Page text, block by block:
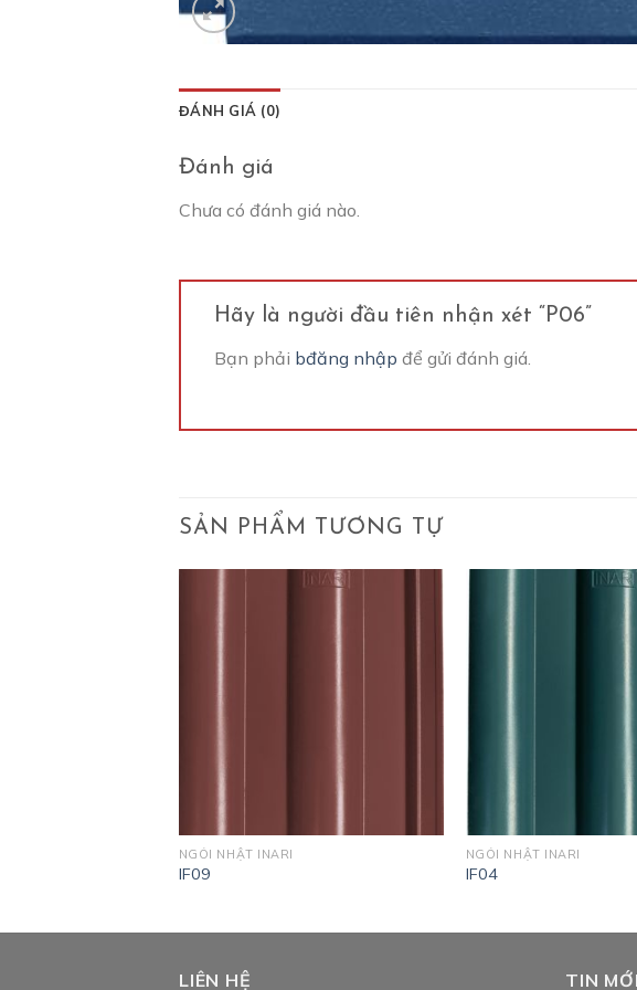
ĐÁNH GIÁ (0)
Đánh giá
Chưa có đánh giá nào.
Hãy là người đầu tiên nhận xét “P06”
Bạn phải bđăng nhập để gửi đánh giá.
SẢN PHẨM TƯƠNG TỰ
NGÓI NHẬT INARI
IF09
NGÓI NHẬT INARI
IF04
LIÊN HỆ TIN